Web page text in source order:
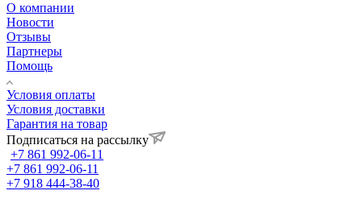
О компании
Новости
Отзывы
Партнеры
Помощь
Условия оплаты
Условия доставки
Гарантия на товар
Подписаться на рассылку
+7 861 992-06-11
+7 861 992-06-11
+7 918 444-38-40